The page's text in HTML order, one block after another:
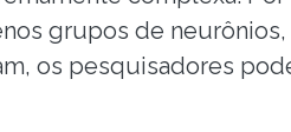
grupos de
os pesquisadores